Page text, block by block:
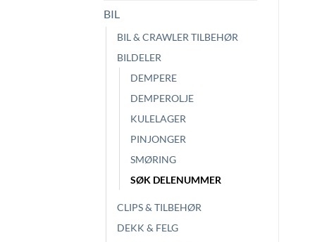
BIL
BIL & CRAWLER TILBEHØR
BILDELER
DEMPERE
DEMPEROLJE
KULELAGER
PINJONGER
SMØRING
SØK DELENUMMER
CLIPS & TILBEHØR
DEKK & FELG